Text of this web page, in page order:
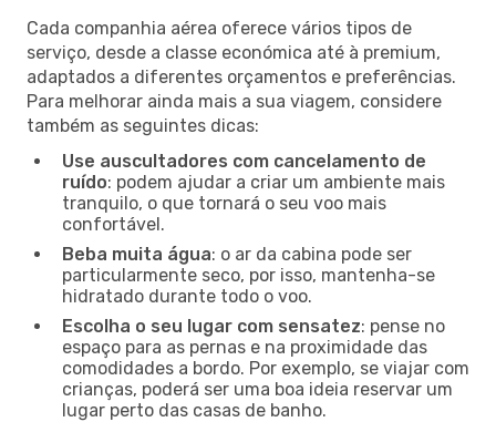
Cada companhia aérea oferece vários tipos de
serviço, desde a classe económica até à premium,
adaptados a diferentes orçamentos e preferências.
Para melhorar ainda mais a sua viagem, considere
também as seguintes dicas:
Use auscultadores com cancelamento de
ruído: podem ajudar a criar um ambiente mais
tranquilo, o que tornará o seu voo mais
confortável.
Beba muita água: o ar da cabina pode ser
particularmente seco, por isso, mantenha-se
hidratado durante todo o voo.
Escolha o seu lugar com sensatez: pense no
espaço para as pernas e na proximidade das
comodidades a bordo. Por exemplo, se viajar com
crianças, poderá ser uma boa ideia reservar um
lugar perto das casas de banho.